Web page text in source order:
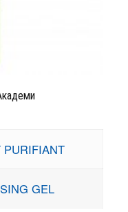
PURIFIANT
GEL